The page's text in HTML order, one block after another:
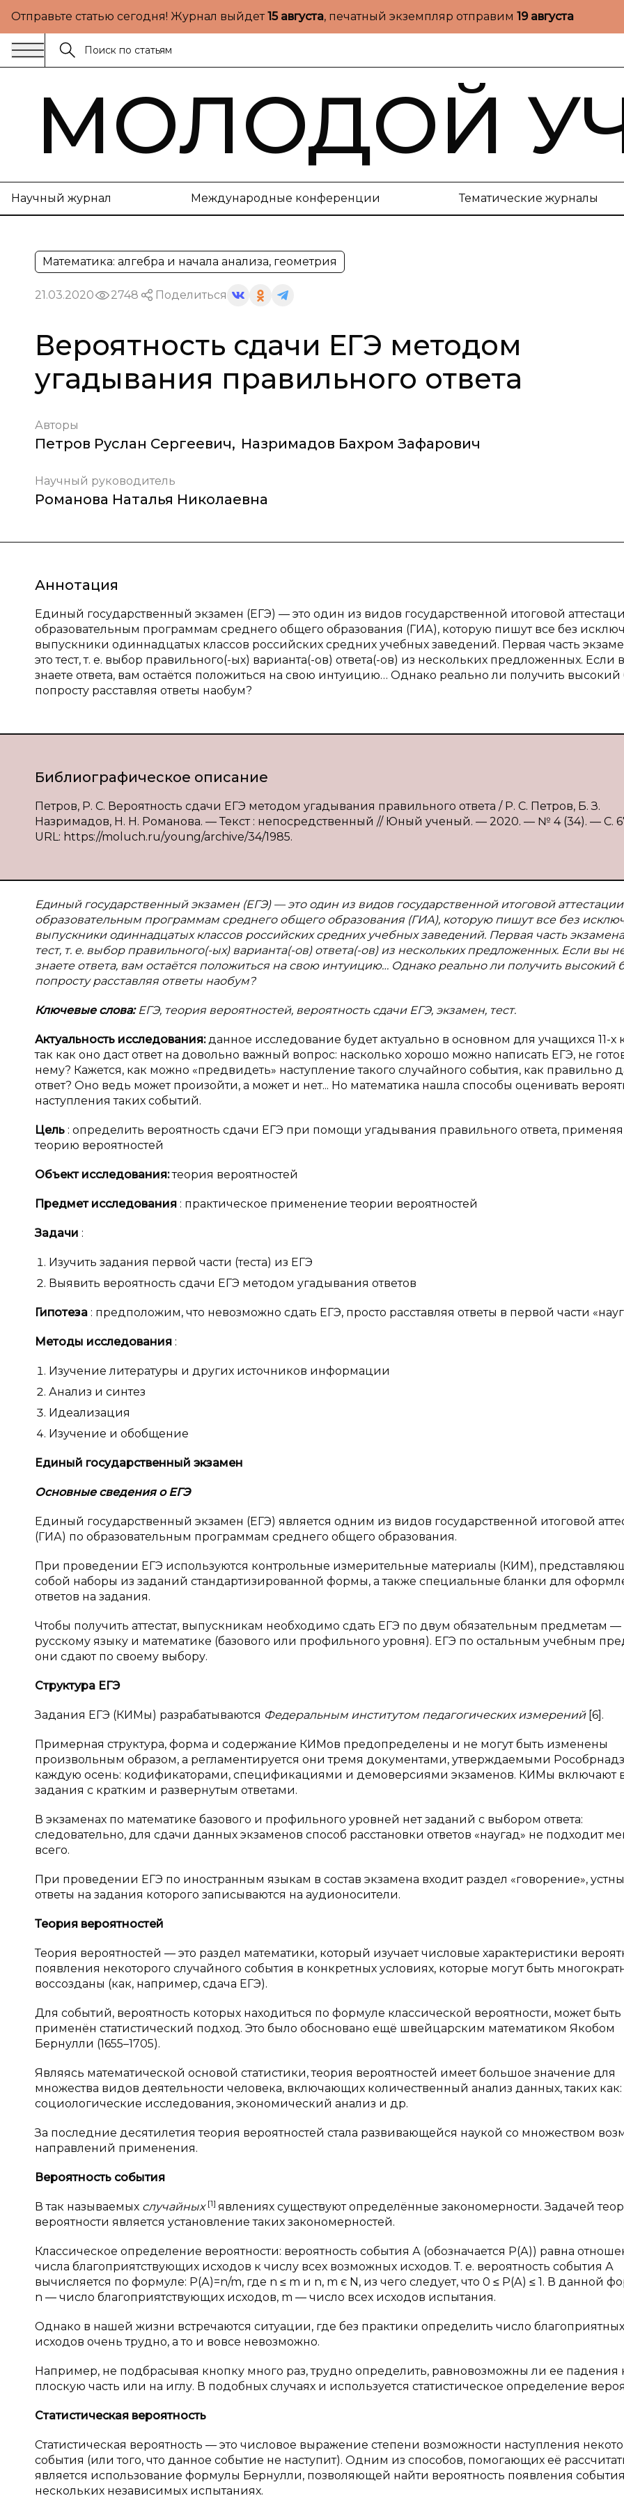
Отправьте статью сегодня! Журнал выйдет15 августа, печатный экземпляр отправим 19 августа
МОЛОДОЙ
Научный журнал Международные конференции Тематические журналы
Математика: алгебра и начала анализа, геометрия
21.03.2020 2748 Поделиться
Вероятность сдачи ЕГЭ методом
угадывания правильного ответа
Авторы
Петров Руслан Сергеевич, Назримадов Бахром Зафарович
Научный руководитель
Романова Наталья Николаевна
Аннотация
Единый государственный экзамен (ЕГЭ) — это один из видов государственной итоговой
образовательным программам среднего общего образования (ГИА), которую пишут все без
выпускники одиннадцатых классов российских средних учебных заведений. Первая часть
это тест, т. е. выбор правильного(-ых) варианта(-ов) ответа(-ов) из нескольких предложенных. Если
знаете ответа, вам остаётся положиться на свою интуицию… Однако реально ли получить высокий
попросту расставляя ответы наобум?
Библиографическое описание
Петров, Р. С. Вероятность сдачи ЕГЭ методом угадывания правильного ответа / Р. С. Петров, Б. З.
Назримадов, Н. Н. Романова. — Текст : непосредственный // Юный ученый. — 2020. — № 4 (34). — С.
URL: https://moluch.ru/young/archive/34/1985.
Единый государственный экзамен (ЕГЭ) — это один из видов государственной итоговой
образовательным программам среднего общего образования (ГИА), которую пишут все без
выпускники одиннадцатых классов российских средних учебных заведений. Первая часть
тест, т. е. выбор правильного(-ых) варианта(-ов) ответа(-ов) из нескольких предложенных. Если вы
знаете ответа, вам остаётся положиться на свою интуицию… Однако реально ли получить высокий
попросту расставляя ответы наобум?
Ключевые слова: ЕГЭ, теория вероятностей, вероятность сдачи ЕГЭ, экзамен, тест.
Актуальность исследования:данное исследование будет актуально в основном для учащихся 11-х
так как оно даст ответ на довольно важный вопрос: насколько хорошо можно написать ЕГЭ, не
нему? Кажется, как можно «предвидеть» наступление такого случайного события, как правильно
ответ? Оно ведь может произойти, а может и нет... Но математика нашла способы оценивать
наступления таких событий.
Цель : определить вероятность сдачи ЕГЭ при помощи угадывания правильного ответа, применяя
теорию вероятностей
Объект исследования:теория вероятностей
Предмет исследования : практическое применение теории вероятностей
Задачи :
Изучить задания первой части (теста) из ЕГЭ
Выявить вероятность сдачи ЕГЭ методом угадывания ответов
Гипотеза : предположим, что невозможно сдать ЕГЭ, просто расставляя ответы в первой части
Методы исследования :
Изучение литературы и других источников информации
Анализ и синтез
Идеализация
Изучение и обобщение
Единый государственный экзамен
Основные сведения оЕГЭ
Единый государственный экзамен (ЕГЭ) является одним из видов государственной итоговой
(ГИА) по образовательным программам среднего общего образования.
При проведении ЕГЭ используются контрольные измерительные материалы (КИМ),
собой наборы из заданий стандартизированной формы, а также специальные бланки для
ответов на задания.
Чтобы получить аттестат, выпускникам необходимо сдать ЕГЭ по двум обязательным предметам —
русскому языку и математике (базового или профильного уровня). ЕГЭ по остальным учебным
они сдают по своему выбору.
Структура ЕГЭ
Задания ЕГЭ (КИМы) разрабатываются Федеральным институтом педагогических измерений [6].
Примерная структура, форма и содержание КИМов предопределены и не могут быть изменены
произвольным образом, а регламентируется они тремя документами, утверждаемыми
каждую осень: кодификаторами, спецификациями и демоверсиями экзаменов. КИМы включают
задания с кратким и развернутым ответами.
В экзаменах по математике базового и профильного уровней нет заданий с выбором ответа:
следовательно, для сдачи данных экзаменов способ расстановки ответов «наугад» не подходит
всего.
При проведении ЕГЭ по иностранным языкам в состав экзамена входит раздел «говорение»,
ответы на задания которого записываются на аудионосители.
Теория вероятностей
Теория вероятностей — это раздел математики, который изучает числовые характеристики
появления некоторого случайного события в конкретных условиях, которые могут быть
воссозданы (как, например, сдача ЕГЭ).
Для событий, вероятность которых находиться по формуле классической вероятности, может быть
применён статистический подход. Это было обосновано ещё швейцарским математиком Якобом
Бернулли (1655–1705).
Являясь математической основой статистики, теория вероятностей имеет большое значение для
множества видов деятельности человека, включающих количественный анализ данных, таких как:
социологические исследования, экономический анализ и др.
За последние десятилетия теория вероятностей стала развивающейся наукой со множеством
направлений применения.
Вероятность события
В так называемых случайных [1] явлениях существуют определённые закономерности. Задачей
вероятности является установление таких закономерностей.
Классическое определение вероятности: вероятность события А (обозначается Р(А)) равна
числа благоприятствующих исходов к числу всех возможных исходов. Т. е. вероятность события А
вычисляется по формуле: Р(А)=n/m, где n ≤ m и n, m є N, из чего следует, что 0 ≤ Р(А) ≤ 1. В данной
n — число благоприятствующих исходов, m — число всех исходов испытания.
Однако в нашей жизни встречаются ситуации, где без практики определить число благоприятных
исходов очень трудно, а то и вовсе невозможно.
Например, не подбрасывая кнопку много раз, трудно определить, равновозможны ли ее падения
плоскую часть или на иглу. В подобных случаях и используется статистическое определение
Статистическая вероятность
Статистическая вероятность — это числовое выражение степени возможности наступления
события (или того, что данное событие не наступит). Одним из способов, помогающих её
является использование формулы Бернулли, позволяющей найти вероятность появления
нескольких независимых испытаниях.